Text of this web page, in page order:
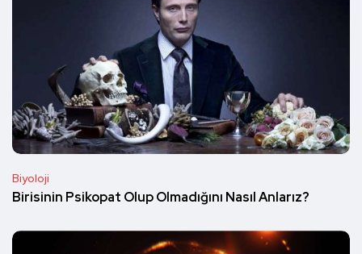
Biyoloji
Birisinin Psikopat Olup Olmadığını Nasıl Anlarız?